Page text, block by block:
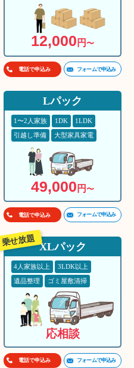
12,000 円 〜
電話で申込み フォームで申込み
Lパック
1〜2人家族 1DK 1LDK
引越し準備 大型家具家電
49,000 円 〜
電話で申込み フォームで申込み
XLパック
4人家族以上 3LDK以上
遺品整理 ゴミ屋敷清掃
応相談
乗せ放題
電話で申込み フォームで申込み